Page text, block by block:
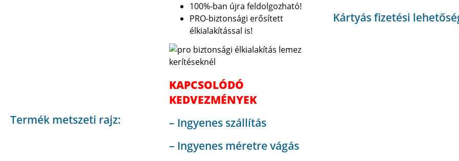
Termék metszeti rajz:
100%-ban újra feldolgozható!
PRO-biztonsági erősített
élkialakítással is!
KAPCSOLÓDÓ
KEDVEZMÉNYEK
– Ingyenes szállítás
– Ingyenes méretre vágás
Kártyás fizetési